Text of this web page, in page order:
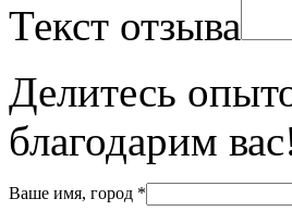
Текст отзыва
Делитесь
благодарим
Ваше имя, город *